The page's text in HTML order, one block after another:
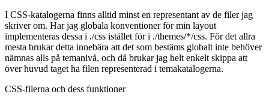
I CSS-katalogerna finns alltid minst en representant av de filer jag
skriver om. Har jag globala konventioner för min layout
implementeras dessa i ./css istället för i ./themes/*/css. För det allra
mesta brukar detta innebära att det som bestäms globalt inte behöver
nämnas alls på temanivå, och då brukar jag helt enkelt skippa att
över huvud taget ha filen representerad i temakatalogerna.
CSS-filerna och dess funktioner